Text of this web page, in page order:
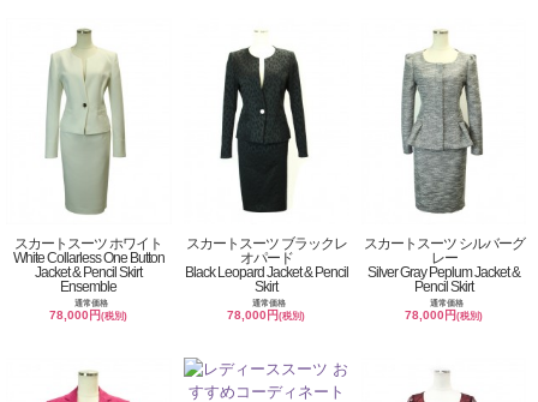
スカートスーツ ホワイト
White Collarless One Button
Jacket & Pencil Skirt
Ensemble
通常価格
78,000円(税別)
スカートスーツ ブラックレ
オパード
Black Leopard Jacket & Pencil
Skirt
通常価格
78,000円(税別)
スカートスーツ シルバーグ
レー
Silver Gray Peplum Jacket &
Pencil Skirt
通常価格
78,000円(税別)